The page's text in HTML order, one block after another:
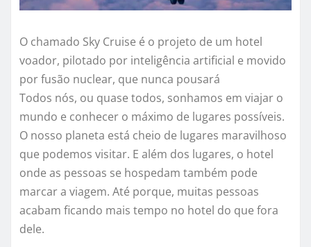
O chamado Sky Cruise é o projeto de um hotel
voador, pilotado por inteligência artificial e movido
por fusão nuclear, que nunca pousará
Todos nós, ou quase todos, sonhamos em viajar o
mundo e conhecer o máximo de lugares possíveis.
O nosso planeta está cheio de lugares maravilhoso
que podemos visitar. E além dos lugares, o hotel
onde as pessoas se hospedam também pode
marcar a viagem. Até porque, muitas pessoas
acabam ficando mais tempo no hotel do que fora
dele.